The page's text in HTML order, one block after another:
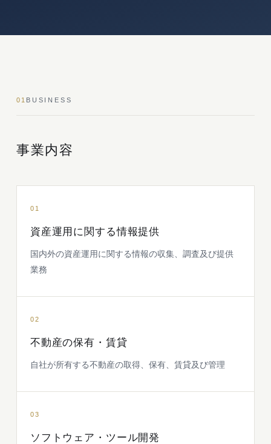
01 BUSINESS
事業内容
01
資産運用に関する情報提供
国内外の資産運用に関する情報の収集、調査及び提供
業務
02
不動産の保有・賃貸
自社が所有する不動産の取得、保有、賃貸及び管理
03
ソフトウェア・ツール開発